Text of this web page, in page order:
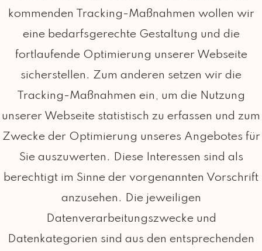
kommenden Tracking-Maßnahmen wollen wir
eine bedarfsgerechte Gestaltung und die
fortlaufende Optimierung unserer Webseite
sicherstellen. Zum anderen setzen wir die
Tracking-Maßnahmen ein, um die Nutzung
unserer Webseite statistisch zu erfassen und zum
Zwecke der Optimierung unseres Angebotes für
Sie auszuwerten. Diese Interessen sind als
berechtigt im Sinne der vorgenannten Vorschrift
anzusehen. Die jeweiligen
Datenverarbeitungszwecke und
Datenkategorien sind aus den entsprechenden